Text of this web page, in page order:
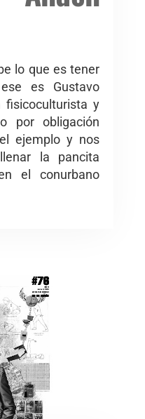
lo que es tener
es Gustavo
fisicoculturista y
por obligación
ejemplo y nos
la pancita
el conurbano